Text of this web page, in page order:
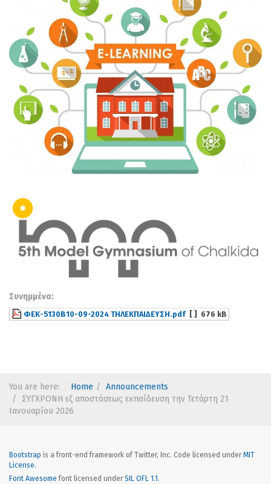
Συνημμένα:
ΦΕΚ-5130Β10-09-2024 ΤΗΛΕΚΠΑΙΔΕΥΣΗ.pdf [ ] 676 kB
You are here: Home
Announcements
ΣΥΓΧΡΟΝΗ εξ αποστάσεως εκπαίδευση την Τετάρτη 21
Ιανουαρίου 2026
Bootstrap is a front-end framework of Twitter, Inc. Code licensed underMIT
License.
Font Awesome font licensed underSIL OFL 1.1.